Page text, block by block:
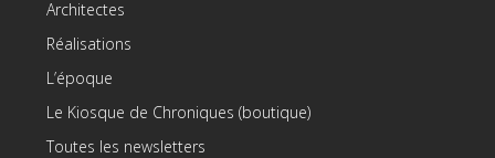
Architectes
Réalisations
L’époque
Le Kiosque de Chroniques (boutique)
Toutes les newsletters